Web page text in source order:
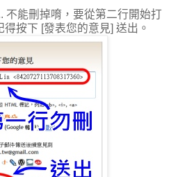
不能刪掉唷，要從第二行開始打
得按下 [發表您的意見] 送出。